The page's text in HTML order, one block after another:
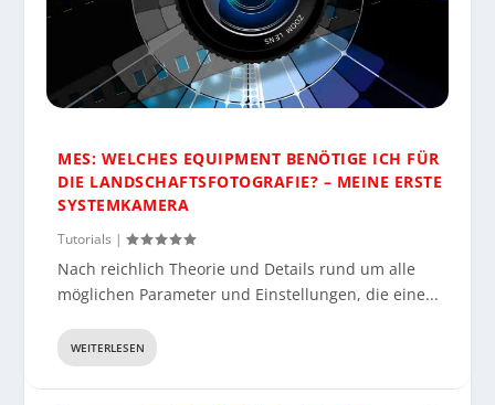
MES: WELCHES EQUIPMENT BENÖTIGE ICH FÜR
DIE LANDSCHAFTSFOTOGRAFIE? – MEINE ERSTE
SYSTEMKAMERA
Tutorials |
Nach reichlich Theorie und Details rund um alle
möglichen Parameter und Einstellungen, die eine...
WEITERLESEN